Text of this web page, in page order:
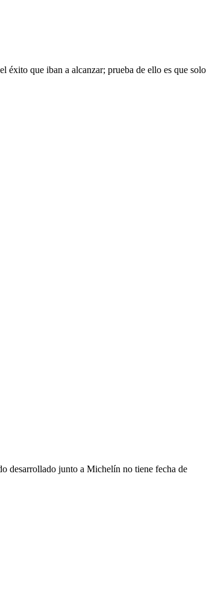
éxito que iban a alcanzar; prueba de ello es que solo
desarrollado junto a Michelín no tiene fecha de